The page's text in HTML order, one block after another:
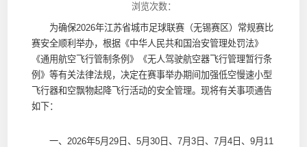
浏览次数：
为确保2026年江苏省城市足球联赛（无锡赛区）常规赛比
赛安全顺利举办，根据《中华人民共和国治安管理处罚法》
《通用航空飞行管制条例》《无人驾驶航空器飞行管理暂行条
例》等有关法律法规，决定在赛事举办期间加强低空慢速小型
飞行器和空飘物起降飞行活动的安全管理。现将有关事项通告
如下：
一、2026年5月29日、5月30日、7月3日、7月4日、9月11